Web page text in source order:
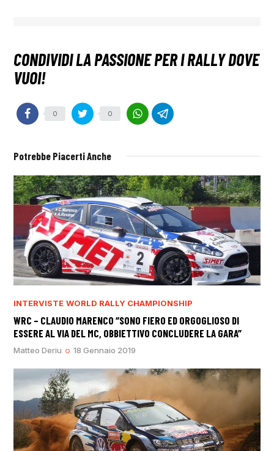
0 0
Potrebbe Piacerti Anche
INTERVISTE WORLD RALLY CHAMPIONSHIP
WRC – CLAUDIO MARENCO “SONO FIERO ED ORGOGLIOSO DI
ESSERE AL VIA DEL MC, OBBIETTIVO CONCLUDERE LA GARA”
Matteo Deriu 18 Gennaio 2019